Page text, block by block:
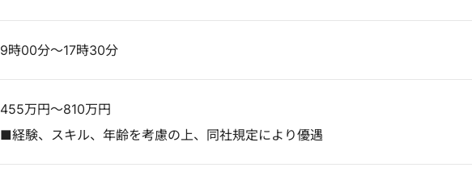
9時00分～17時30分
455万円～810万円
■経験、スキル、年齢を考慮の上、同社規定により優遇